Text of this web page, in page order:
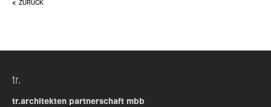
ZURÜCK
tr.
tr.architekten partnerschaft mbb